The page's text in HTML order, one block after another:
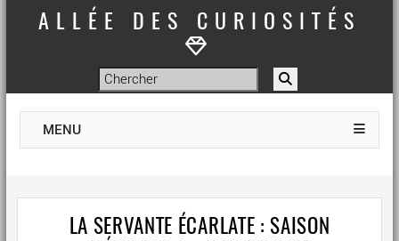
ALLÉE DES CURIOSITÉS
MENU
LA SERVANTE ÉCARLATE : SAISON